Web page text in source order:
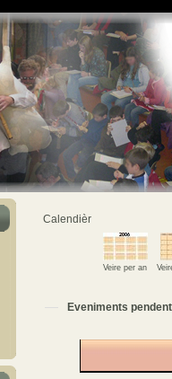
Calendièr
Veire per an
Eveniments pendent